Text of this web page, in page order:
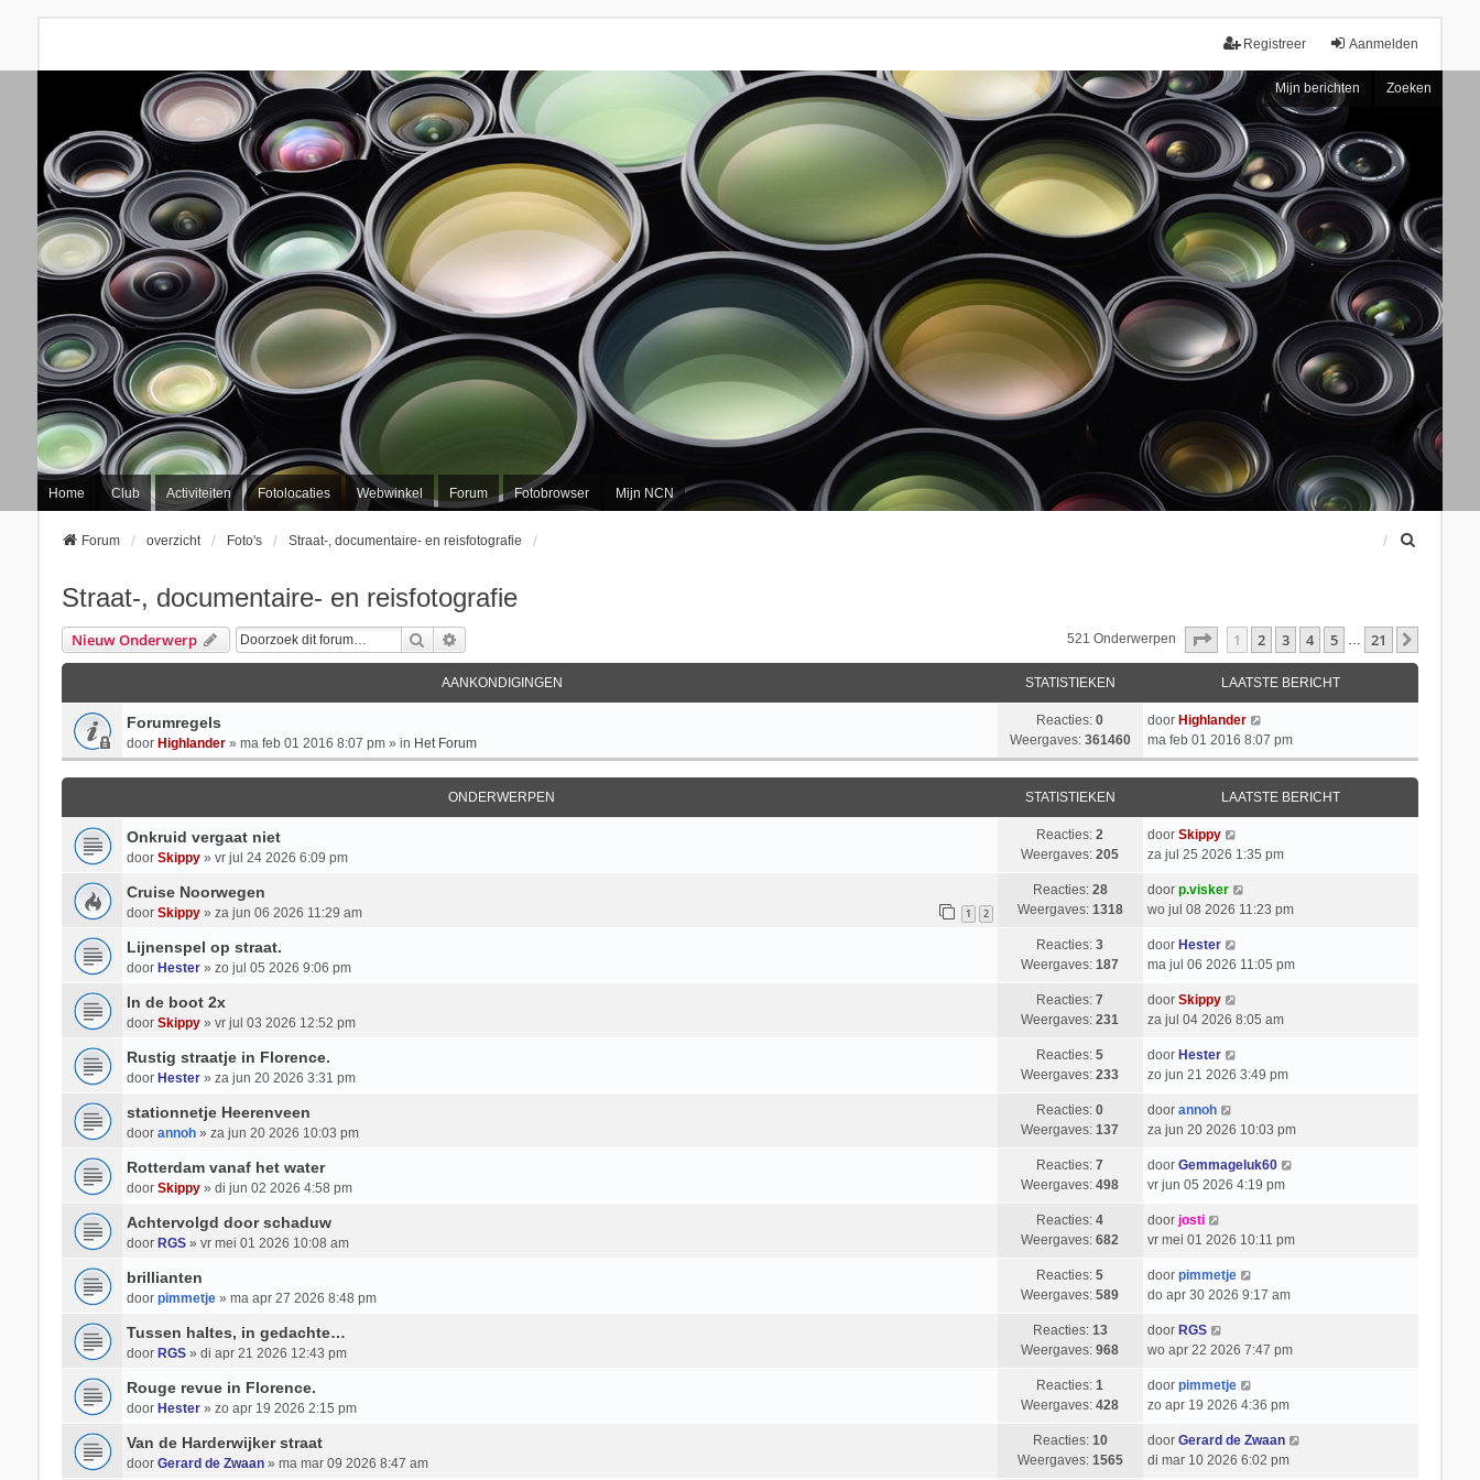
Aanmelden
Registreer
Mijn berichten Zoeken
Home Club Activiteiten Fotolocaties Webwinkel Forum Fotobrowser Mijn NCN
Forum overzicht Foto's Straat-, documentaire- en reisfotografie
Straat-, documentaire- en reisfotografie
Nieuw Onderwerp Zoek 521 Onderwerpen Pagina1 Van 21
1 2 3 4 5 … 21
AANKONDIGINGEN STATISTIEKEN LAATSTE BERICHT
Forumregels
door Highlander» ma feb 01 2016 8:07 pm » in Het Forum
Reacties:0
Weergaves: 361460
door Highlander
ma feb 01 2016 8:07 pm
ONDERWERPEN STATISTIEKEN LAATSTE BERICHT
Onkruid vergaat niet
door Skippy» vr jul 24 2026 6:09 pm
Reacties:2
Weergaves:205
door Skippy
za jul 25 2026 1:35 pm
Cruise Noorwegen
door Skippy» za jun 06 2026 11:29 am 1 2
Reacties: 28
Weergaves: 1318
door p.visker
wo jul 08 2026 11:23 pm
Lijnenspel op straat.
door Hester» zo jul 05 2026 9:06 pm
Reacties:3
Weergaves:187
door Hester
ma jul 06 2026 11:05 pm
In de boot 2x
door Skippy» vr jul 03 2026 12:52 pm
Reacties:7
Weergaves:231
door Skippy
za jul 04 2026 8:05 am
Rustig straatje in Florence.
door Hester» za jun 20 2026 3:31 pm
Reacties:5
Weergaves:233
door Hester
zo jun 21 2026 3:49 pm
stationnetje Heerenveen
door annoh» za jun 20 2026 10:03 pm
Reacties:0
Weergaves:137
door annoh
za jun 20 2026 10:03 pm
Rotterdam vanaf het water
door Skippy» di jun 02 2026 4:58 pm
Reacties:7
Weergaves:498
door Gemmageluk60
vr jun 05 2026 4:19 pm
Achtervolgd door schaduw
door RGS» vr mei 01 2026 10:08 am
Reacties:4
Weergaves:682
door josti
vr mei 01 2026 10:11 pm
brillianten
door pimmetje» ma apr 27 2026 8:48 pm
Reacties:5
Weergaves:589
door pimmetje
do apr 30 2026 9:17 am
Tussen haltes, in gedachte…
door RGS» di apr 21 2026 12:43 pm
Reacties: 13
Weergaves:968
door RGS
wo apr 22 2026 7:47 pm
Rouge revue in Florence.
door Hester» zo apr 19 2026 2:15 pm
Reacties:1
Weergaves:428
door pimmetje
zo apr 19 2026 4:36 pm
Van de Harderwijker straat
door Gerard de Zwaan» ma mar 09 2026 8:47 am
Reacties: 10
Weergaves: 1565
door Gerard de Zwaan
di mar 10 2026 6:02 pm